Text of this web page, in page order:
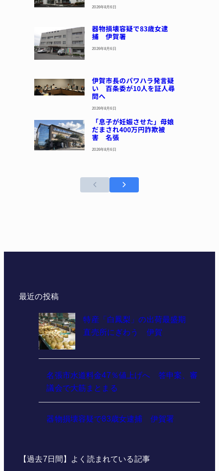
2026年8月6日
器物損壊容疑で83歳女逮
捕 伊賀署
2026年8月6日
伊賀市長のパワハラ発言疑
い 百条委が10人を証人尋
問へ
2026年8月6日
「息子が妊娠させた」母娘
だまされ400万円詐欺被
害 名張
2026年8月6日
最近の投稿
特産「白鳳梨」の出荷最盛期
直売所にぎわう 伊賀
名張市水道料金47％値上げへ 答申案、審
議会で大筋まとまる
器物損壊容疑で83歳女逮捕 伊賀署
【過去7日間】よく読まれている記事